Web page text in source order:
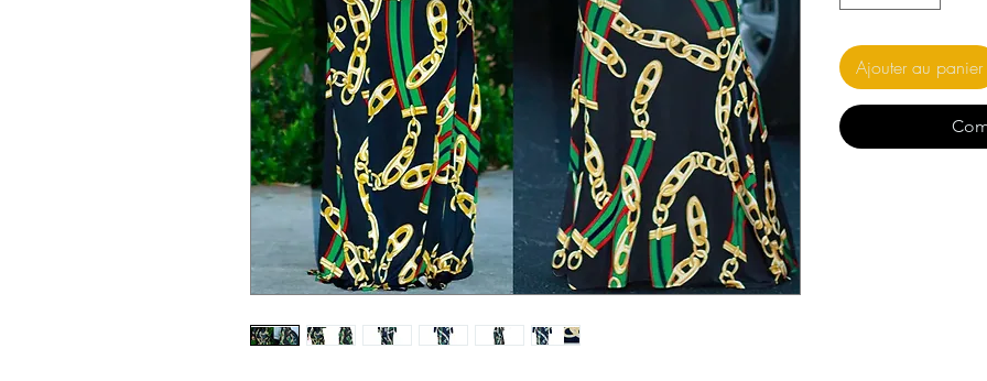
Ajouter au panier